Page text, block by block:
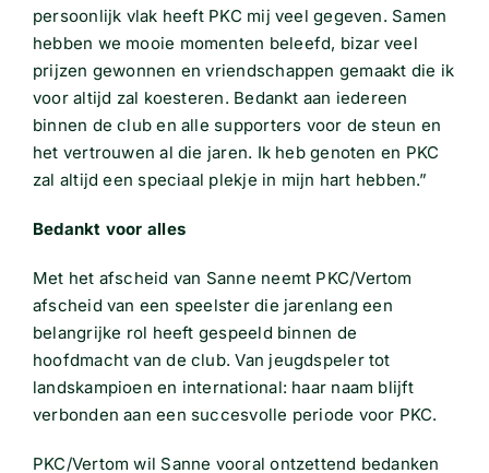
persoonlijk vlak heeft PKC mij veel gegeven. Samen
hebben we mooie momenten beleefd, bizar veel
prijzen gewonnen en vriendschappen gemaakt die ik
voor altijd zal koesteren. Bedankt aan iedereen
binnen de club en alle supporters voor de steun en
het vertrouwen al die jaren. Ik heb genoten en PKC
zal altijd een speciaal plekje in mijn hart hebben.”
Bedankt voor alles
Met het afscheid van Sanne neemt PKC/Vertom
afscheid van een speelster die jarenlang een
belangrijke rol heeft gespeeld binnen de
hoofdmacht van de club. Van jeugdspeler tot
landskampioen en international: haar naam blijft
verbonden aan een succesvolle periode voor PKC.
PKC/Vertom wil Sanne vooral ontzettend bedanken